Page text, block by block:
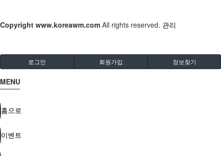
Copyright www.koreawm.com All rights reserved. 관리
로그인 회원가입 정보찾기
MENU
홈으로
이벤트